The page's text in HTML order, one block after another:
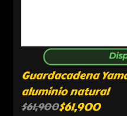
Guardacadena
aluminio natural
$61,900$61,900